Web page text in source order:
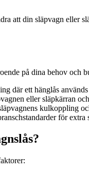
att din släpvagn eller
på dina behov och
där ett hänglås
eller släpkärran
kulkoppling
för extra